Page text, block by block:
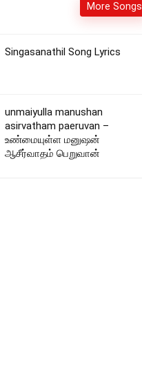
More Songs
Singasanathil Song Lyrics
unmaiyulla manushan
asirvatham paeruvan –
உண்மையுள்ள மனுஷன்
ஆசீர்வாதம் பெறுவான்